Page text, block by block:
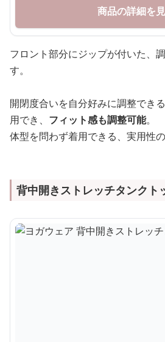
商品の詳細を
フロント部分にジップが付いた、
す。
開閉度合いを自分好みに調整でき
用でき、 フィット感も調整可能。
体型を問わず着用できる、実用性
背中開きストレッチタンクト